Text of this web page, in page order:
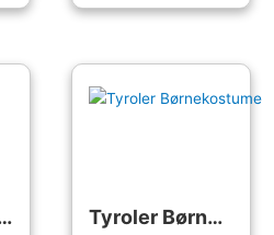
Bodice Blå Tyroler Børnekostume